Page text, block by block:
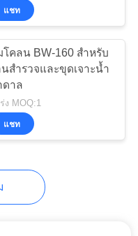
งได
ขจัดตะกอนและ
กอน
แชท
โคลน BW-160 สำหรับ
นสำรวจและขุดเจาะน้ำ
ดาล
ง MOQ:1
แชท